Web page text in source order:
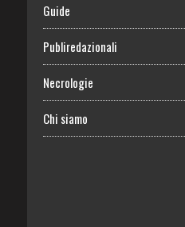
Guide
Publiredazionali
Necrologie
Chi siamo